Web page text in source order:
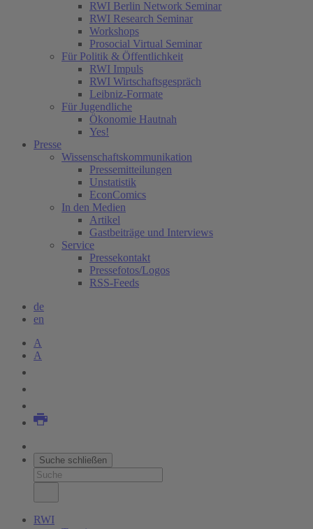
RWI Berlin Network Seminar
RWI Research Seminar
Workshops
Prosocial Virtual Seminar
Für Politik & Öffentlichkeit
RWI Impuls
RWI Wirtschaftsgespräch
Leibniz-Formate
Für Jugendliche
Ökonomie Hautnah
Yes!
Presse
Wissenschaftskommunikation
Pressemitteilungen
Unstatistik
EconComics
In den Medien
Artikel
Gastbeiträge und Interviews
Service
Pressekontakt
Pressefotos/Logos
RSS-Feeds
de
en
A
A
Suche schließen
RWI